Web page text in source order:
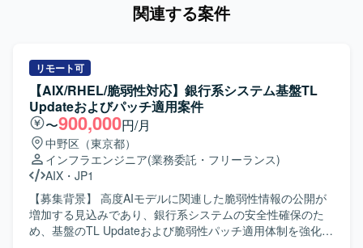
関連する案件
リモート可
【AIX/RHEL/脆弱性対応】銀行系システム基盤TL
Updateおよびパッチ適用案件
〜900,000円/月
中野区（東京都）
インフラエンジニア(業務委託・フリーランス)
AIX ・ JP1
【募集背景】 高度AIモデルに関連した脆弱性情報の公開が
増加する見込みであり、銀行系システムの安全性確保のた
め、基盤のTL Updateおよび脆弱性パッチ適用体制を強化す